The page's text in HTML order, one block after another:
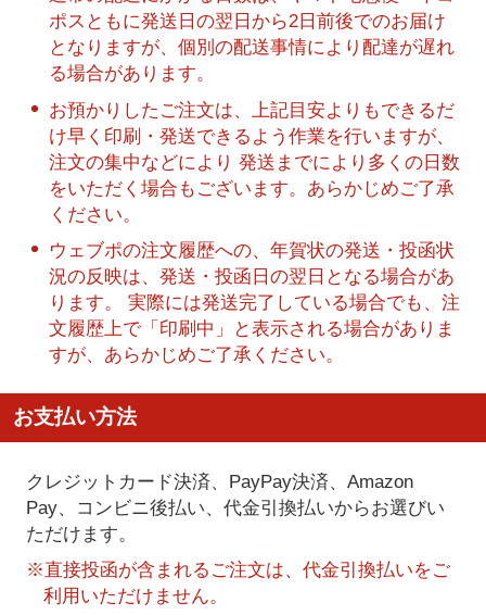
ポスともに発送日の翌日から2日前後でのお届け
となりますが、個別の配送事情により配達が遅れ
る場合があります。
お預かりしたご注文は、上記目安よりもできるだ
け早く印刷・発送できるよう作業を行いますが、
注文の集中などにより 発送までにより多くの日数
をいただく場合もございます。あらかじめご了承
ください。
ウェブポの注文履歴への、年賀状の発送・投函状
況の反映は、発送・投函日の翌日となる場合があ
ります。 実際には発送完了している場合でも、注
文履歴上で「印刷中」と表示される場合がありま
すが、あらかじめご了承ください。
お支払い方法
クレジットカード決済、PayPay決済、Amazon
Pay、コンビニ後払い、代金引換払いからお選びい
ただけます。
※直接投函が含まれるご注文は、代金引換払いをご
利用いただけません。